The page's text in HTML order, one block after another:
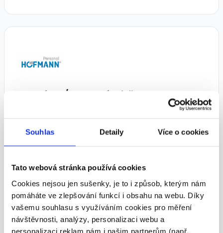
Souhlas Detaily Více o cookies
Tato webová stránka používá cookies
Cookies nejsou jen sušenky, je to i způsob, kterým nám
pomáháte ve zlepšování funkcí i obsahu na webu. Díky
vašemu souhlasu s využíváním cookies pro měření
návštěvnosti, analýzy, personalizaci webu a
personalizaci reklam nám i našim partnerům (např.
Operátor/ka ve výrobě - Brno.
Mzda až 40 000 Kč/měs. (A8631)